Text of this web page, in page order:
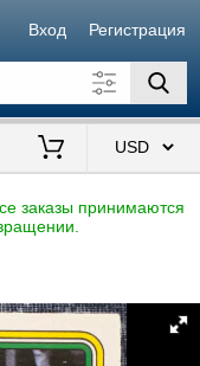
Вход Регистрация
заказы принимаются